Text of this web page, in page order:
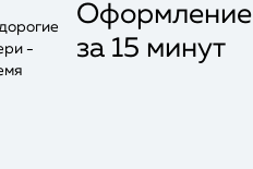
Оформление
за 15 минут